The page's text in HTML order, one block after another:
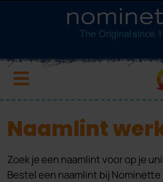
Naamlint
Zoek je een naamlint voor op je
Bestel een naamlint bij Nominette